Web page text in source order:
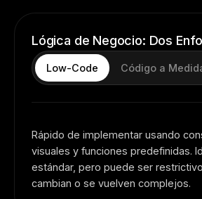
carga, error y datos de forma
desacoplada y escalable.
Lógica de Negocio: Dos
Low-Code Código a
Rápido de implementar usando
visuales y funciones predefinidas.
estándar, pero puede ser
cambian o se vuelven complejos.